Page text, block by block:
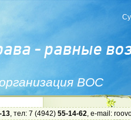
ВОС
13, тел: 7 (4942) 55-14-62, e-mail: